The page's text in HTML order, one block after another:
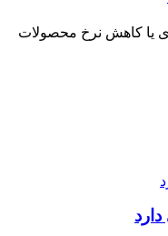
یا کاهش نرخ محصولات